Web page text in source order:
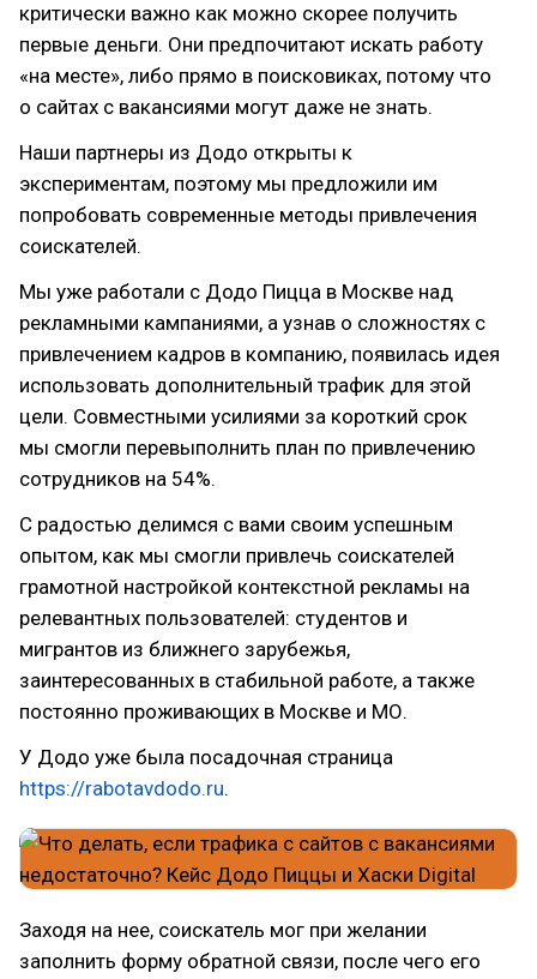
критически важно как можно скорее получить
первые деньги. Они предпочитают искать работу
«на месте», либо прямо в поисковиках, потому что
о сайтах с вакансиями могут даже не знать.
Наши партнеры из Додо открыты к
экспериментам, поэтому мы предложили им
попробовать современные методы привлечения
соискателей.
Мы уже работали с Додо Пицца в Москве над
рекламными кампаниями, а узнав о сложностях с
привлечением кадров в компанию, появилась идея
использовать дополнительный трафик для этой
цели. Совместными усилиями за короткий срок
мы смогли перевыполнить план по привлечению
сотрудников на 54%.
С радостью делимся с вами своим успешным
опытом, как мы смогли привлечь соискателей
грамотной настройкой контекстной рекламы на
релевантных пользователей: студентов и
мигрантов из ближнего зарубежья,
заинтересованных в стабильной работе, а также
постоянно проживающих в Москве и МО.
У Додо уже была посадочная страница
https://rabotavdodo.ru.
Заходя на нее, соискатель мог при желании
заполнить форму обратной связи, после чего его